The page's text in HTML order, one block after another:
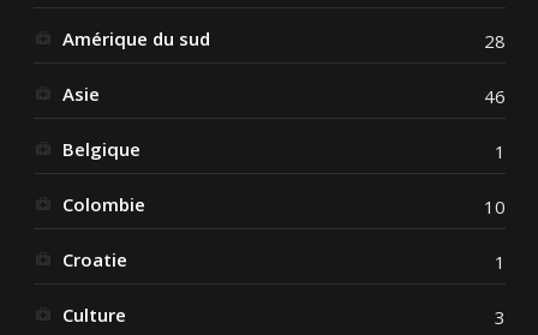
Amérique du sud 28
Asie 46
Belgique 1
Colombie 10
Croatie 1
Culture 3